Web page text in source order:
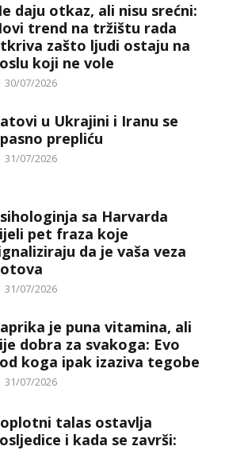
daju otkaz, ali nisu srećni:
trend na tržištu rada
zašto ljudi ostaju na
koji ne vole
Posted
30/07/2026
u Ukrajini i Iranu se
prepliću
Posted
31/07/2026
sa Harvarda
pet fraza koje
da je vaša veza
Posted
31/07/2026
je puna vitamina, ali
dobra za svakoga: Evo
koga ipak izaziva tegobe
Posted
31/07/2026
talas ostavlja
i kada se završi: